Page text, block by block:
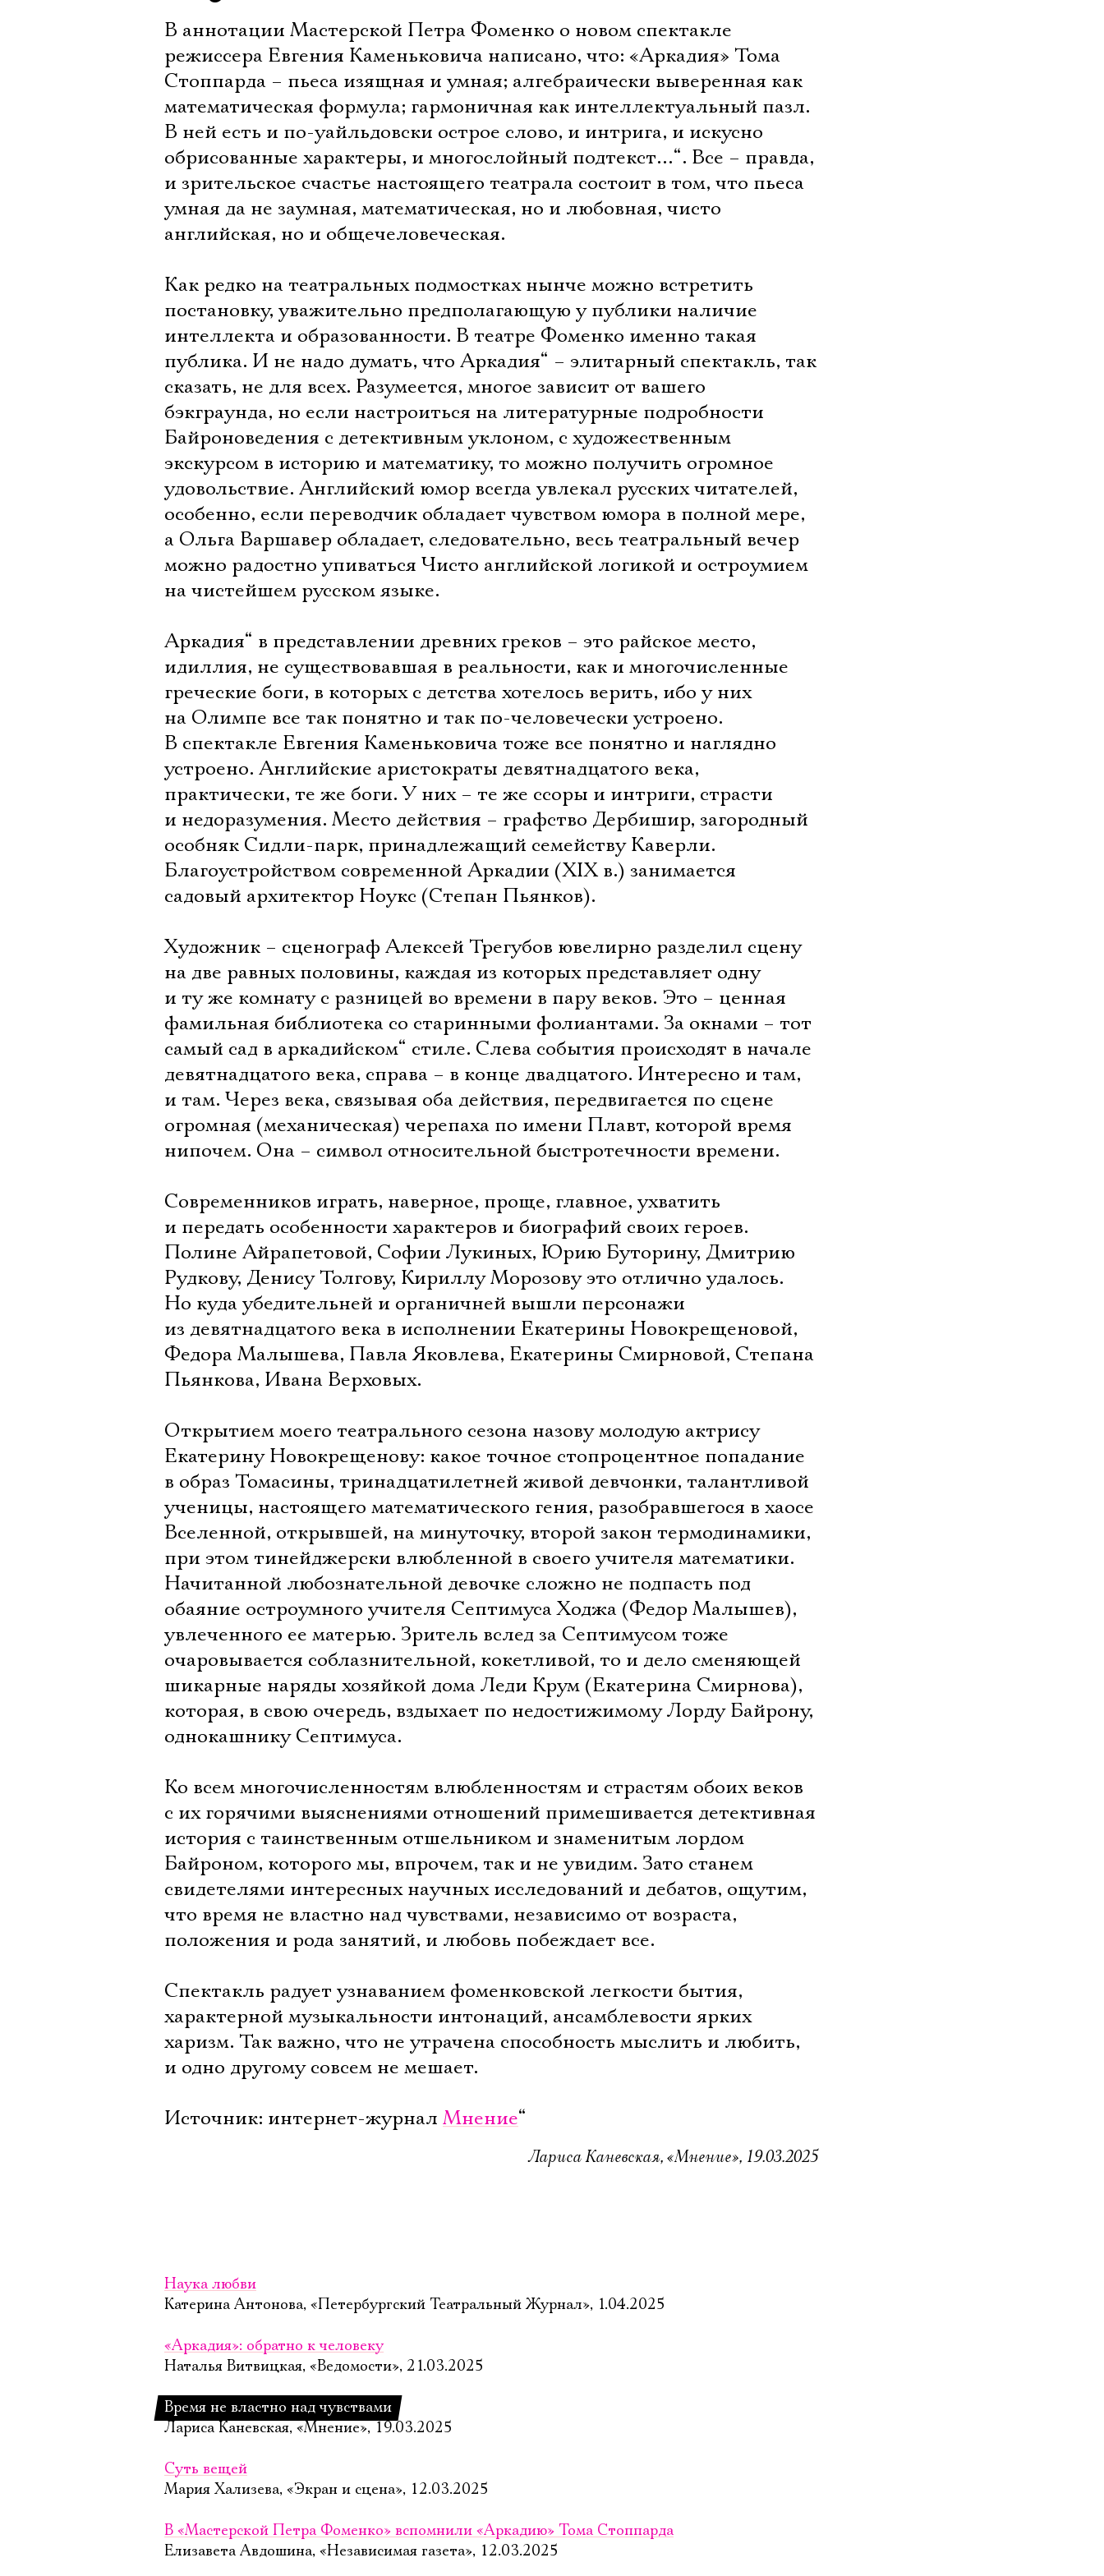
В аннотации Мастерской Петра Фоменко о новом спектакле
режиссера Евгения Каменьковича написано, что: «Аркадия» Тома
Стоппарда – пьеса изящная и умная; алгебраически выверенная как
математическая формула; гармоничная как интеллектуальный пазл.
В ней есть и по-уайльдовски острое слово, и интрига, и искусно
обрисованные характеры, и многослойный подтекст…“. Все – правда,
и зрительское счастье настоящего театрала состоит в том, что пьеса
умная да не заумная, математическая, но и любовная, чисто
английская, но и общечеловеческая.
Как редко на театральных подмостках нынче можно встретить
постановку, уважительно предполагающую у публики наличие
интеллекта и образованности. В театре Фоменко именно такая
публика. И не надо думать, что Аркадия“ – элитарный спектакль, так
сказать, не для всех. Разумеется, многое зависит от вашего
бэкграунда, но если настроиться на литературные подробности
Байроноведения с детективным уклоном, с художественным
экскурсом в историю и математику, то можно получить огромное
удовольствие. Английский юмор всегда увлекал русских читателей,
особенно, если переводчик обладает чувством юмора в полной мере,
а Ольга Варшавер обладает, следовательно, весь театральный вечер
можно радостно упиваться Чисто английской логикой и остроумием
на чистейшем русском языке.
Аркадия“ в представлении древних греков – это райское место,
идиллия, не существовавшая в реальности, как и многочисленные
греческие боги, в которых с детства хотелось верить, ибо у них
на Олимпе все так понятно и так по-человечески устроено.
В спектакле Евгения Каменьковича тоже все понятно и наглядно
устроено. Английские аристократы девятнадцатого века,
практически, те же боги. У них – те же ссоры и интриги, страсти
и недоразумения. Место действия – графство Дербишир, загородный
особняк Сидли-парк, принадлежащий семейству Каверли.
Благоустройством современной Аркадии (XIX в.) занимается
садовый архитектор Ноукс (Степан Пьянков).
Художник – сценограф Алексей Трегубов ювелирно разделил сцену
на две равных половины, каждая из которых представляет одну
и ту же комнату с разницей во времени в пару веков. Это – ценная
фамильная библиотека со старинными фолиантами. За окнами – тот
самый сад в аркадийском“ стиле. Слева события происходят в начале
девятнадцатого века, справа – в конце двадцатого. Интересно и там,
и там. Через века, связывая оба действия, передвигается по сцене
огромная (механическая) черепаха по имени Плавт, которой время
нипочем. Она – символ относительной быстротечности времени.
Современников играть, наверное, проще, главное, ухватить
и передать особенности характеров и биографий своих героев.
Полине Айрапетовой, Софии Лукиных, Юрию Буторину, Дмитрию
Рудкову, Денису Толгову, Кириллу Морозову это отлично удалось.
Но куда убедительней и органичней вышли персонажи
из девятнадцатого века в исполнении Екатерины Новокрещеновой,
Федора Малышева, Павла Яковлева, Екатерины Смирновой, Степана
Пьянкова, Ивана Верховых.
Открытием моего театрального сезона назову молодую актрису
Екатерину Новокрещенову: какое точное стопроцентное попадание
в образ Томасины, тринадцатилетней живой девчонки, талантливой
ученицы, настоящего математического гения, разобравшегося в хаосе
Вселенной, открывшей, на минуточку, второй закон термодинамики,
при этом тинейджерски влюбленной в своего учителя математики.
Начитанной любознательной девочке сложно не подпасть под
обаяние остроумного учителя Септимуса Ходжа (Федор Малышев),
увлеченного ее матерью. Зритель вслед за Септимусом тоже
очаровывается соблазнительной, кокетливой, то и дело сменяющей
шикарные наряды хозяйкой дома Леди Крум (Екатерина Смирнова),
которая, в свою очередь, вздыхает по недостижимому Лорду Байрону,
однокашнику Септимуса.
Ко всем многочисленностям влюбленностям и страстям обоих веков
с их горячими выяснениями отношений примешивается детективная
история с таинственным отшельником и знаменитым лордом
Байроном, которого мы, впрочем, так и не увидим. Зато станем
свидетелями интересных научных исследований и дебатов, ощутим,
что время не властно над чувствами, независимо от возраста,
положения и рода занятий, и любовь побеждает все.
Спектакль радует узнаванием фоменковской легкости бытия,
характерной музыкальности интонаций, ансамблевости ярких
харизм. Так важно, что не утрачена способность мыслить и любить,
и одно другому совсем не мешает.
Источник: интернет-журнал  Мнение“
Лариса Каневская, «Мнение», 19.03.2025
Наука любви
Катерина Антонова, «Петербургский Театральный Журнал», 1.04.2025
«Аркадия»: обратно к человеку
Наталья Витвицкая, «Ведомости», 21.03.2025
Время не властно над чувствами
Лариса Каневская, «Мнение», 19.03.2025
Суть вещей
Мария Хализева, «Экран и сцена», 12.03.2025
В «Мастерской Петра Фоменко» вспомнили «Аркадию» Тома Стоппарда
Елизавета Авдошина, «Независимая газета», 12.03.2025